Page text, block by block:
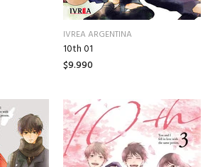
IVREA ARGENTINA
10th 01
$9.990